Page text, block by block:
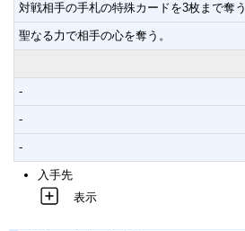
対戦相手の手札の特殊カードを3枚まで奪う
聖なる力で相手の心を奪う。
-
-
-
入手先
表示